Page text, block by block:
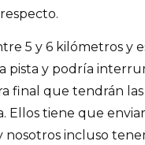
5 y 6 kilómetros y
pista y podría
final que tendrán
Ellos tiene que
incluso